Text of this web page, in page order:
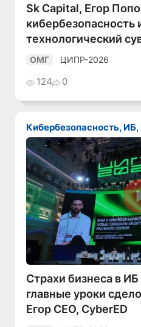
Sk Capital, Егор
кибербезопасность
технологический
ОМГ ЦИПР-2026
124 0
Кибербезопасность,
Страхи бизнеса в
главные уроки
Егор CEO, CyberED